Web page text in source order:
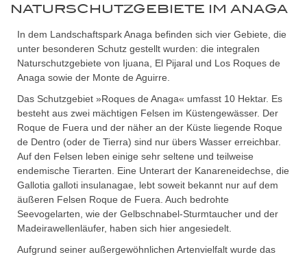
NATURSCHUTZGEBIETE IM ANAGA
In dem Landschaftspark Anaga befinden sich vier Gebiete, die
unter besonderen Schutz gestellt wurden: die integralen
Naturschutzgebiete von Ijuana, El Pijaral und Los Roques de
Anaga sowie der Monte de Aguirre.
Das Schutzgebiet »Roques de Anaga« umfasst 10 Hektar. Es
besteht aus zwei mächtigen Felsen im Küstengewässer. Der
Roque de Fuera und der näher an der Küste liegende Roque
de Dentro (oder de Tierra) sind nur übers Wasser erreichbar.
Auf den Felsen leben einige sehr seltene und teilweise
endemische Tierarten. Eine Unterart der Kanareneidechse, die
Gallotia galloti insulanagae, lebt soweit bekannt nur auf dem
äußeren Felsen Roque de Fuera. Auch bedrohte
Seevogelarten, wie der Gelbschnabel-Sturmtaucher und der
Madeirawellenläufer, haben sich hier angesiedelt.
Aufgrund seiner außergewöhnlichen Artenvielfalt wurde das